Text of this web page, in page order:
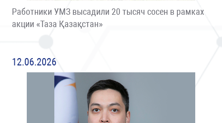
Работники УМЗ высадили 20 тысяч сосен в рамках
акции «Таза Қазақстан»
12.06.2026